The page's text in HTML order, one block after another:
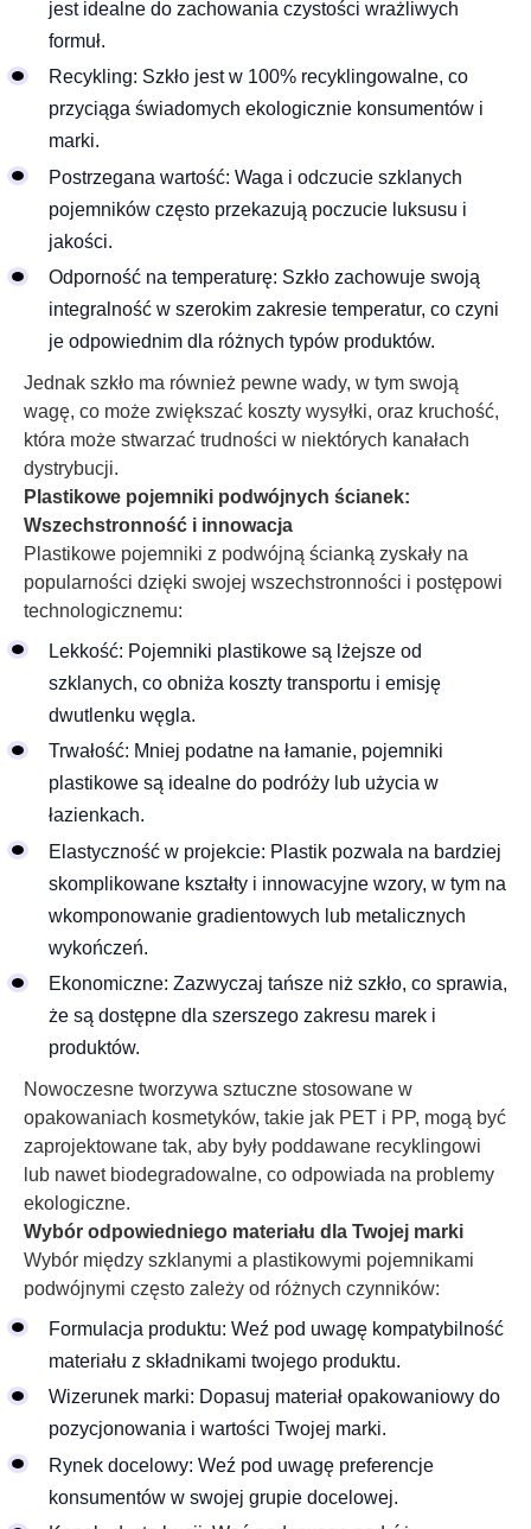
jest idealne do zachowania czystości wrażliwych
formuł.
Recykling: Szkło jest w 100% recyklingowalne, co
przyciąga świadomych ekologicznie konsumentów i
marki.
Postrzegana wartość: Waga i odczucie szklanych
pojemników często przekazują poczucie luksusu i
jakości.
Odporność na temperaturę: Szkło zachowuje swoją
integralność w szerokim zakresie temperatur, co czyni
je odpowiednim dla różnych typów produktów.
Jednak szkło ma również pewne wady, w tym swoją
wagę, co może zwiększać koszty wysyłki, oraz kruchość,
która może stwarzać trudności w niektórych kanałach
dystrybucji.
Plastikowe pojemniki podwójnych ścianek:
Wszechstronność i innowacja
Plastikowe pojemniki z podwójną ścianką zyskały na
popularności dzięki swojej wszechstronności i postępowi
technologicznemu:
Lekkość: Pojemniki plastikowe są lżejsze od
szklanych, co obniża koszty transportu i emisję
dwutlenku węgla.
Trwałość: Mniej podatne na łamanie, pojemniki
plastikowe są idealne do podróży lub użycia w
łazienkach.
Elastyczność w projekcie: Plastik pozwala na bardziej
skomplikowane kształty i innowacyjne wzory, w tym na
wkomponowanie gradientowych lub metalicznych
wykończeń.
Ekonomiczne: Zazwyczaj tańsze niż szkło, co sprawia,
że są dostępne dla szerszego zakresu marek i
produktów.
Nowoczesne tworzywa sztuczne stosowane w
opakowaniach kosmetyków, takie jak PET i PP, mogą być
zaprojektowane tak, aby były poddawane recyklingowi
lub nawet biodegradowalne, co odpowiada na problemy
ekologiczne.
Wybór odpowiedniego materiału dla Twojej marki
Wybór między szklanymi a plastikowymi pojemnikami
podwójnymi często zależy od różnych czynników:
Formulacja produktu: Weź pod uwagę kompatybilność
materiału z składnikami twojego produktu.
Wizerunek marki: Dopasuj materiał opakowaniowy do
pozycjonowania i wartości Twojej marki.
Rynek docelowy: Weź pod uwagę preferencje
konsumentów w swojej grupie docelowej.